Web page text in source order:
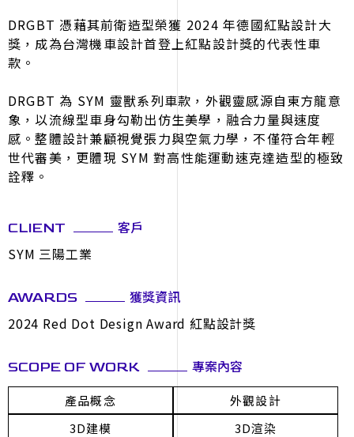
DRGBT 憑藉其前衛造型榮獲 2024 年德國紅點設計大
獎，成為台灣機車設計首登上紅點設計獎的代表性車
款。
DRGBT 為 SYM 靈獸系列車款，外觀靈感源自東方龍意
象，以流線型車身勾勒出仿生美學，融合力量與速度
感。整體設計兼顧視覺張力與空氣力學，不僅符合年輕
世代審美，更體現 SYM 對高性能運動速克達造型的極致
詮釋。
CLIENT
客戶
SYM 三陽工業
AWARDS
獲獎資訊
2024 Red Dot Design Award 紅點設計獎
SCOPE OF WORK 專案內容
產品概念
外觀設計
3D建模
3D渲染